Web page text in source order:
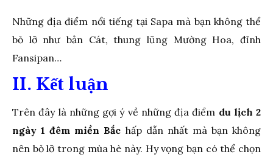
Những địa điểm nổi tiếng tại Sapa mà bạn không thể
bỏ lỡ như bản Cát, thung lũng Mường Hoa, đỉnh
Fansipan…
II. Kết luận
Trên đây là những gợi ý về những địa điểm du lịch 2
ngày 1 đêm miền Bắc hấp dẫn nhất mà bạn không
nên bỏ lỡ trong mùa hè này. Hy vọng bạn có thể chọn